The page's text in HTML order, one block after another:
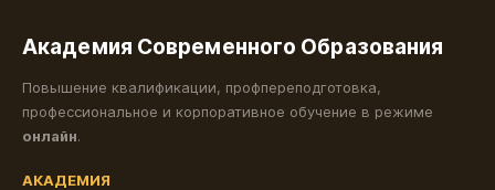
Академия Современного Образования
Повышение квалификации, профпереподготовка,
профессиональное и корпоративное обучение в режиме
онлайн.
АКАДЕМИЯ